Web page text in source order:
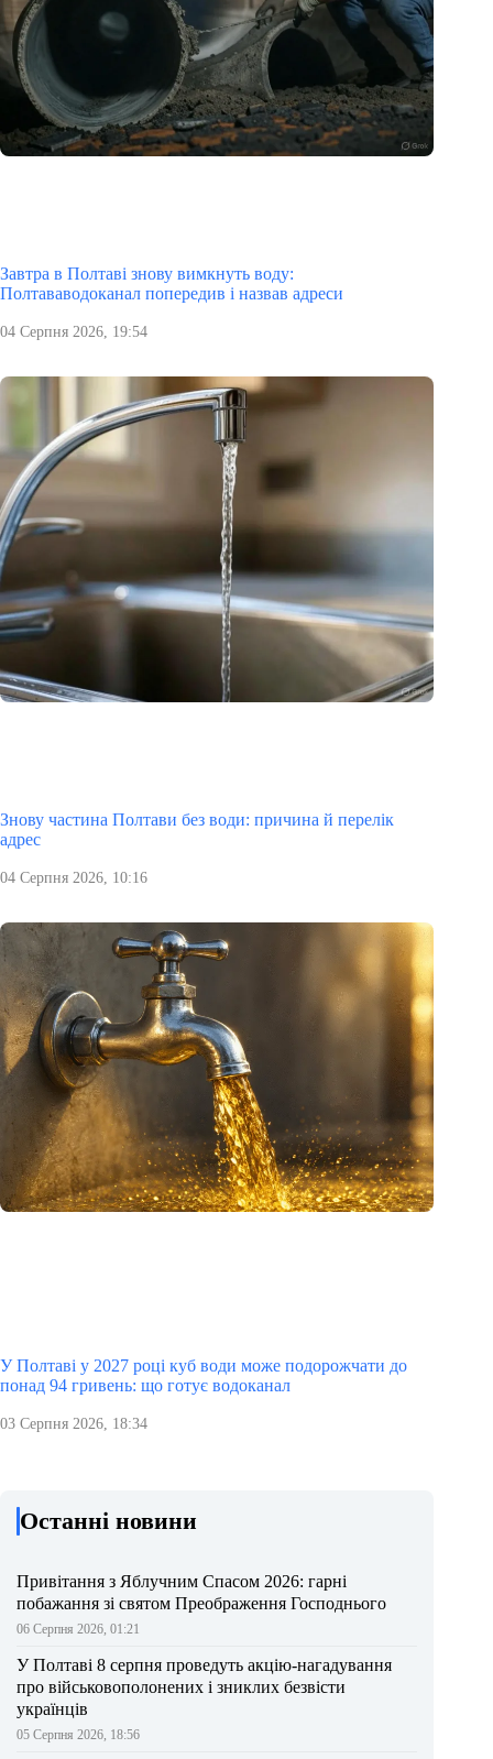
Завтра в Полтаві знову вимкнуть воду:
Полтававодоканал попередив і назвав адреси
04 Серпня 2026, 19:54
Знову частина Полтави без води: причина й перелік
адрес
04 Серпня 2026, 10:16
У Полтаві у 2027 році куб води може подорожчати до
понад 94 гривень: що готує водоканал
03 Серпня 2026, 18:34
Останні новини
Привітання з Яблучним Спасом 2026: гарні
побажання зі святом Преображення Господнього
06 Серпня 2026, 01:21
У Полтаві 8 серпня проведуть акцію-нагадування
про військовополонених і зниклих безвісти
українців
05 Серпня 2026, 18:56